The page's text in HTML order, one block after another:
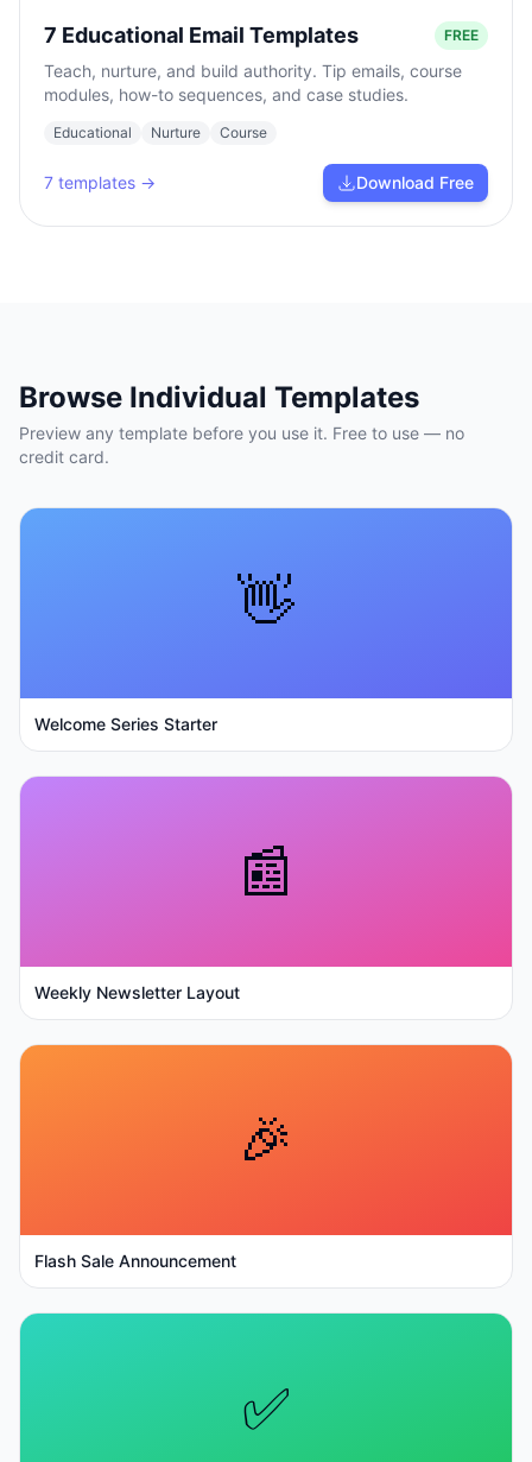
7 Educational Email Templates FREE
Teach, nurture, and build authority. Tip emails, course
modules, how-to sequences, and case studies.
Educational Nurture Course
7 templates → Download Free
Browse Individual Templates
Preview any template before you use it. Free to use — no
credit card.
👋
Welcome Series Starter
📰
Weekly Newsletter Layout
🎉
Flash Sale Announcement
✅